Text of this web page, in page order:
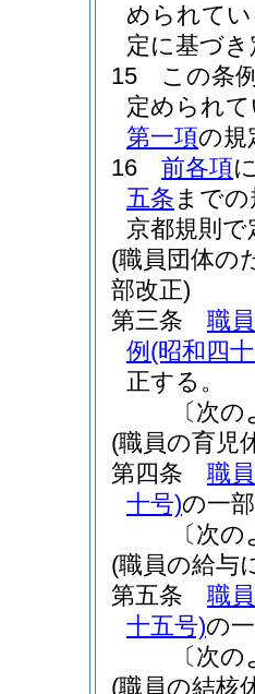
められて
定に基づ
15
この条
定められ
第一項の規
16
前各項
五条 まで
京都規則
(職員団体の
部改正)
第三条
職
例 (昭和四
正する。
〔次
(職員の育児
第四条
職
十号)の一
〔次
(職員の給与
第五条
職
十五号)の
〔次
(職員の結核